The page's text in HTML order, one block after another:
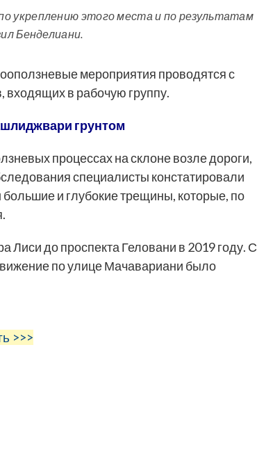
укреплению этого места и по результатам
Бенделиани.
мероприятия проводятся с
входящих в рабочую группу.
грунтом
процессах на склоне возле дороги,
специалисты констатировали
и глубокие трещины, которые, по
Лиси до проспекта Геловани в 2019 году. С
по улице Мачавариани было
>>>